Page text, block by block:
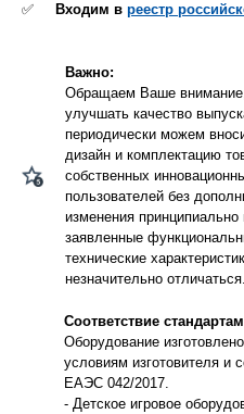
✅ Входим в реестр
Важно:
Обращаем Ваше
улучшать качество
периодически можем
дизайн и комплектацию
собственных
пользователей без
изменения
заявленные
технические
незначительно отличаться.
Соответствие
Оборудование
условиям изготовителя и
ЕАЭС 042/2017.
- Детское игровое